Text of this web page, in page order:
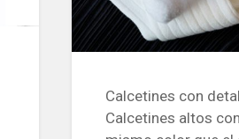
Calcetines con
Calcetines altos